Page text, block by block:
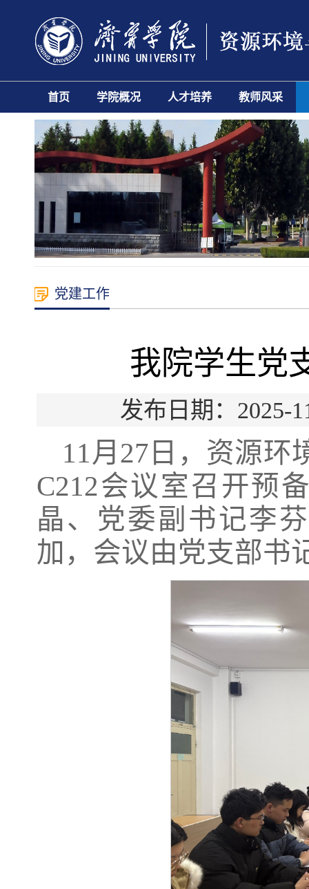
首页 学院概况 人才培养 教师风采
党建工作
我院学生党
发布日期：
11月27日，资源环
C212会议室召开预
晶、党委副书记李
加，会议由党支部书